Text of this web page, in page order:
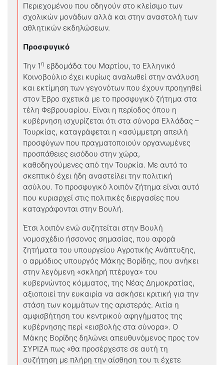
Περιεχομένου που οδηγούν στο κλείσιμο των
σχολικών μονάδων αλλά και στην αναστολή των
αθλητικών εκδηλώσεων.
Προσφυγικό
Την 1 η εβδομάδα του Μαρτίου, το Ελληνικό
Κοινοβούλιο έχει κυρίως αναλωθεί στην ανάλυση
και εκτίμηση των γεγονότων που έχουν προηγηθεί
στον Έβρο σχετικά με το προσφυγικό ζήτημα στα
τέλη Φεβρουαρίου. Είναι η περίοδος όπου η
κυβέρνηση ισχυρίζεται ότι στα σύνορα Ελλάδας –
Τουρκίας, καταγράφεται η «ασύμμετρη απειλή
προσφύγων που πραγματοποιούν οργανωμένες
προσπάθειες εισόδου στην χώρα,
καθοδηγούμενες από την Τουρκία. Με αυτό το
σκεπτικό έχει ήδη αναστείλει την πολιτική
ασύλου. Το προσφυγικό λοιπόν ζήτημα είναι αυτό
που κυριαρχεί στις πολιτικές διεργασίες που
καταγράφονται στην Βουλή.
Έτσι λοιπόν ενώ συζητείται στην Βουλή
νομοσχέδιο ήσσονος σημασίας, που αφορά
ζητήματα του υπουργείου Αγροτικής Ανάπτυξης,
ο αρμόδιος υπουργός Μάκης Βορίδης, που ανήκει
στην λεγόμενη «σκληρή πτέρυγα» του
κυβερνώντος κόμματος, της Νέας Δημοκρατίας,
αξιοποιεί την ευκαιρία να ασκήσει κριτική για την
στάση των κομμάτων της αριστεράς. Αιτία η
αμφισβήτηση του κεντρικού αφηγήματος της
κυβέρνησης περί «εισβολής στα σύνορα». Ο
Μάκης Βορίδης δηλώνει απευθυνόμενος προς τον
ΣΥΡΙΖΑ πως «θα προσέρχεστε σε αυτή τη
συζήτηση με πλήρη την αίσθηση του τι έχετε